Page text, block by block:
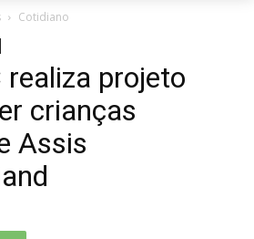
Cotidiano
realiza projeto
crianças
Assis